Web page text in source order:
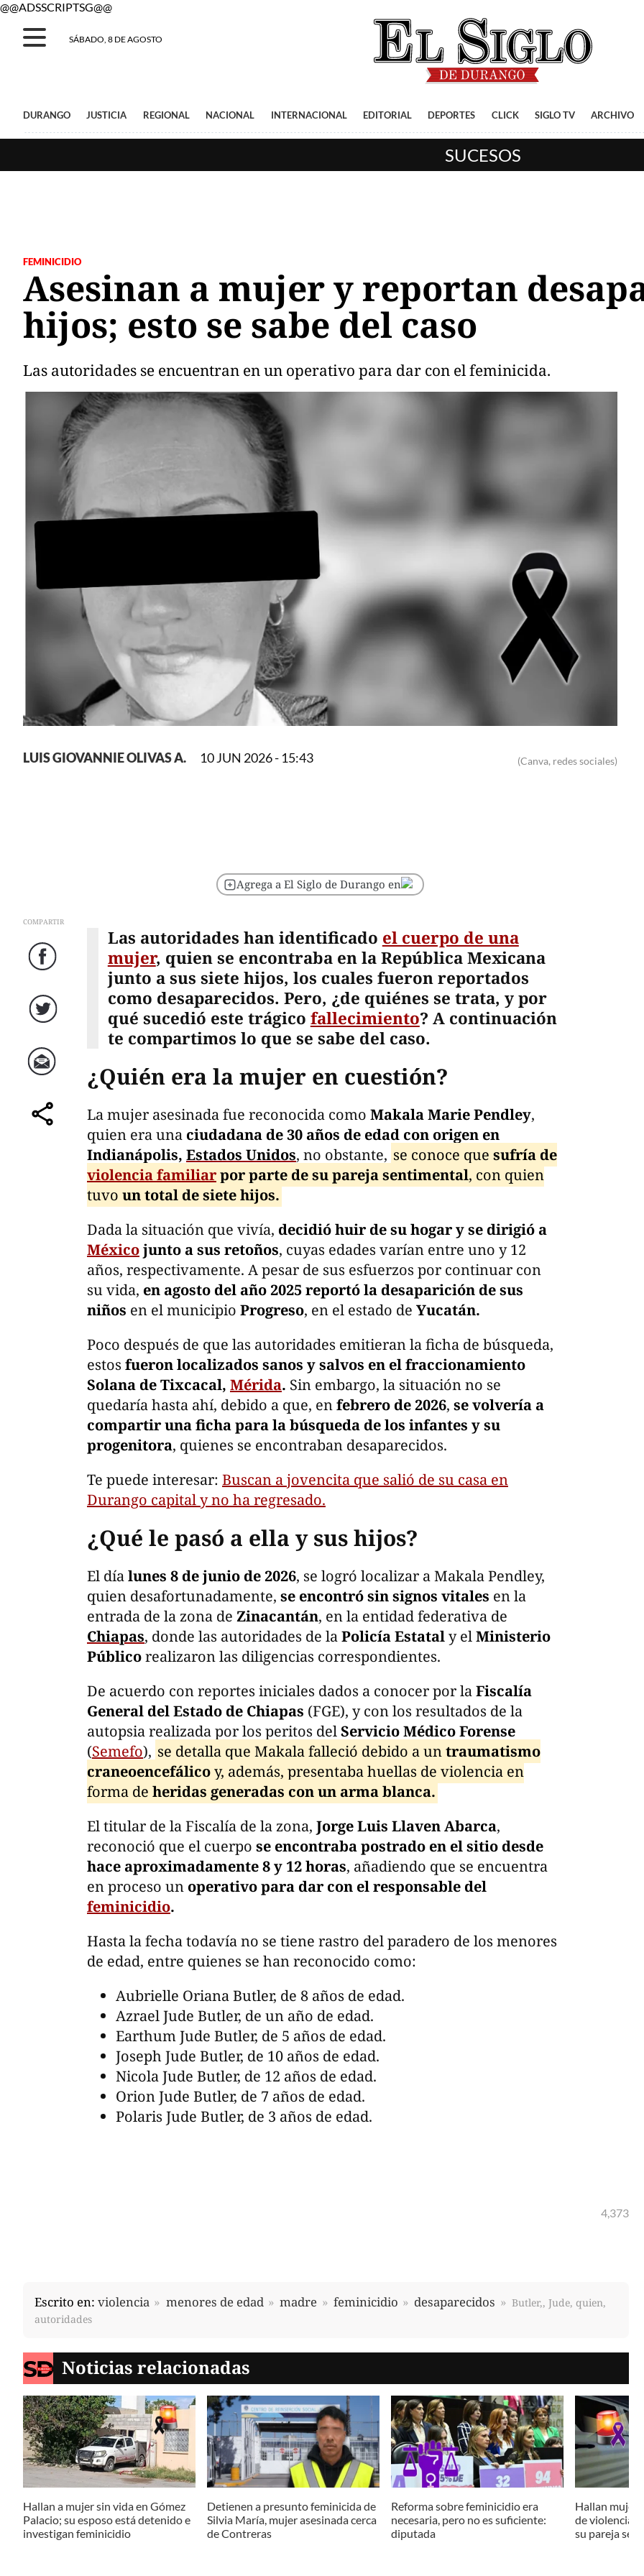
@@ADSSCRIPTSG@@
SÁBADO, 8 DE AGOSTO
DURANGO JUSTICIA REGIONAL NACIONAL INTERNACIONAL EDITORIAL DEPORTES CLICK SIGLO TV ARCHIVO
SUCESOS
FEMINICIDIO
Asesinan a mujer y reportan
hijos; esto se sabe del caso
Las autoridades se encuentran en un operativo para dar con el feminicida.
(Canva, redes sociales)
LUIS GIOVANNIE OLIVAS A. 10 JUN 2026 - 15:43
Agrega a El Siglo de Durango en
COMPARTIR
Facebook
Twitter
Correo
comparte
Las autoridades han identificado el cuerpo de una
mujer, quien se encontraba en la República Mexicana
junto a sus siete hijos, los cuales fueron reportados
como desaparecidos. Pero, ¿de quiénes se trata, y por
qué sucedió este trágico fallecimiento? A continuación
te compartimos lo que se sabe del caso.
¿Quién era la mujer en cuestión?
La mujer asesinada fue reconocida como Makala Marie Pendley,
quien era una ciudadana de 30 años de edad con origen en
Indianápolis, Estados Unidos, no obstante, se conoce que sufría de
violencia familiarpor parte de su pareja sentimental, con quien
tuvo un total de siete hijos.
Dada la situación que vivía, decidió huir de su hogar y se dirigió a
Méxicojunto a sus retoños, cuyas edades varían entre uno y 12
años, respectivamente. A pesar de sus esfuerzos por continuar con
su vida, en agosto del año 2025 reportó la desaparición de sus
niños en el municipio Progreso, en el estado de Yucatán.
Poco después de que las autoridades emitieran la ficha de búsqueda,
estos fueron localizados sanos y salvos en el fraccionamiento
Solana de Tixcacal, Mérida. Sin embargo, la situación no se
quedaría hasta ahí, debido a que, enfebrero de 2026, se volvería a
compartir una ficha para la búsqueda de los infantes y su
progenitora, quienes se encontraban desaparecidos.
Te puede interesar: Buscan a jovencita que salió de su casa en
Durango capital y no ha regresado.
¿Qué le pasó a ella y sus hijos?
El díalunes 8 de junio de 2026, se logró localizar a Makala Pendley,
quien desafortunadamente, se encontró sin signos vitales en la
entrada de la zona de Zinacantán, en la entidad federativa de
Chiapas, donde las autoridades de laPolicía Estataly elMinisterio
Públicorealizaron las diligencias correspondientes.
De acuerdo con reportes iniciales dados a conocer por laFiscalía
General del Estado de Chiapas (FGE), y con los resultados de la
autopsia realizada por los peritos delServicio Médico Forense
(Semefo), se detalla que Makala falleció debido a untraumatismo
craneoencefálicoy, además, presentaba huellas de violencia en
forma de heridas generadas con un arma blanca.
El titular de la Fiscalía de la zona, Jorge Luis Llaven Abarca,
reconoció que el cuerpo se encontraba postrado en el sitio desde
hace aproximadamente 8 y 12 horas, añadiendo que se encuentra
en proceso un operativo para dar con el responsable del
feminicidio.
Hasta la fecha todavía no se tiene rastro del paradero de los menores
de edad, entre quienes se han reconocido como:
Aubrielle Oriana Butler, de 8 años de edad.
Azrael Jude Butler, de un año de edad.
Earthum Jude Butler, de 5 años de edad.
Joseph Jude Butler, de 10 años de edad.
Nicola Jude Butler, de 12 años de edad.
Orion Jude Butler, de 7 años de edad.
Polaris Jude Butler, de 3 años de edad.
4,373
Escrito en: violencia menores de edad madre feminicidio desaparecidos
Butler,, Jude, quien,
autoridades
Noticias relacionadas
Hallan a mujer sin vida en Gómez
Palacio; su esposo está detenido e
investigan feminicidio
Detienen a presunto feminicida de
Silvia María, mujer asesinada cerca
de Contreras
Reforma sobre feminicidio era
necesaria, pero no es suficiente:
diputada
Hallan mujer
de violencia
su pareja